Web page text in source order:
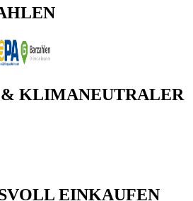
KLIMANEUTRALER
EINKAUFEN